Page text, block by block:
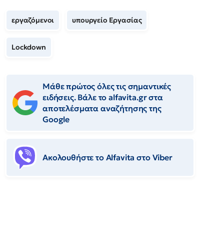
εργαζόμενοι υπουργείο Εργασίας
Lockdown
Μάθε πρώτος όλες τις σημαντικές
ειδήσεις. Βάλε το alfavita.gr στα
αποτελέσματα αναζήτησης της
Google
Ακολουθήστε το Αlfavita στο Viber